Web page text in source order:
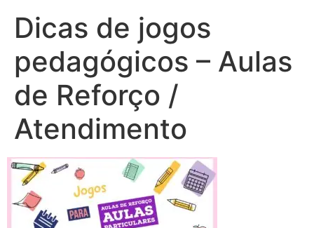
Dicas de jogos
pedagógicos – Aulas
de Reforço /
Atendimento